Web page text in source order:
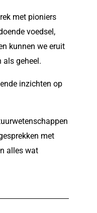
met pioniers
voedsel,
kunnen we eruit
als geheel.
inzichten op
met
alles wat